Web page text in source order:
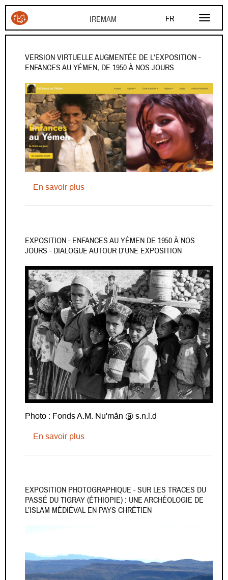
FR
EN
AR
Aller au contenu principal
VERSION VIRTUELLE AUGMENTÉE DE L'EXPOSITION -
ENFANCES AU YÉMEN, DE 1950 À NOS JOURS
En savoir plussur Version virtuelle augmentée de
EXPOSITION - ENFANCES AU YÉMEN DE 1950 À NOS
JOURS - DIALOGUE AUTOUR D'UNE EXPOSITION
Photo : Fonds A.M. Nu'mân @ s.n.l.d
En savoir plussur Exposition - Enfances au Yémen
EXPOSITION PHOTOGRAPHIQUE - SUR LES TRACES DU
PASSÉ DU TIGRAY (ÉTHIOPIE) : UNE ARCHÉOLOGIE DE
L’ISLAM MÉDIÉVAL EN PAYS CHRÉTIEN